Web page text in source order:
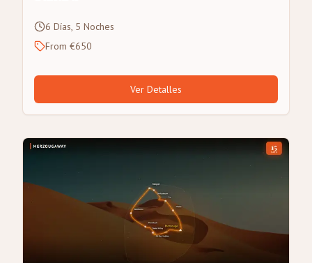
6 Días, 5 Noches
From €650
Ver Detalles